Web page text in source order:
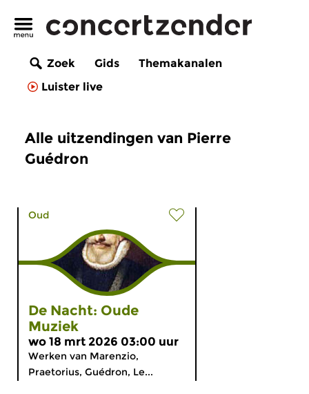
Zoek Gids
Themakanalen
Luister live
Alle uitzendingen van Pierre
Guédron
Oud
De Nacht: Oude
Muziek
wo 18 mrt 2026 03:00 uur
Werken van Marenzio,
Praetorius, Guédron, Le...